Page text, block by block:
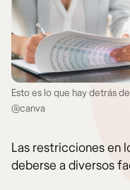
Esto es lo que hay detrás
@canva
Las restricciones en
deberse a diversos